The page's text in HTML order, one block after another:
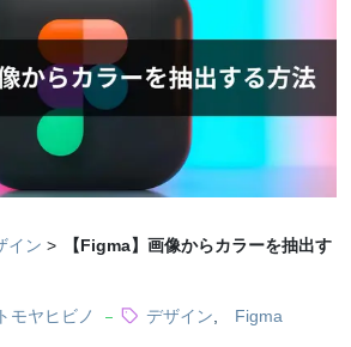
イン
【Figma】画像からカラーを抽出す
トモヤヒビノ デザイン Figma